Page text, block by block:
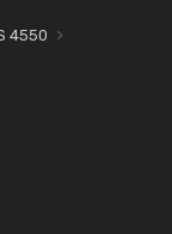
4550